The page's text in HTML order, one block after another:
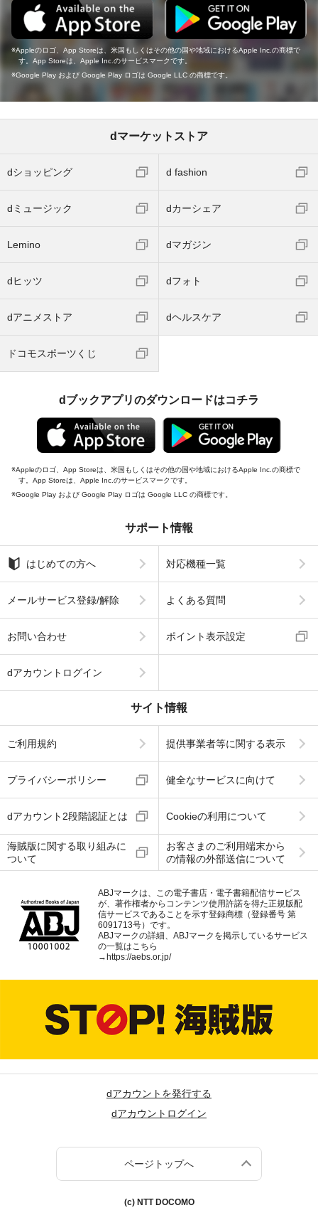
Appleのロゴ、App Storeは、米国もしくはその他の国や地域におけるApple Inc.の商標で
す。App Storeは、Apple Inc.のサービスマークです。
Google Play および Google Play ロゴは Google LLC の商標です。
dマーケットストア
dショッピング d fashion
dミュージック dカーシェア
Lemino dマガジン
dヒッツ dフォト
dアニメストア dヘルスケア
ドコモスポーツくじ
dブックアプリのダウンロードはコチラ
Appleのロゴ、App Storeは、米国もしくはその他の国や地域におけるApple Inc.の商標で
す。App Storeは、Apple Inc.のサービスマークです。
Google Play および Google Play ロゴは Google LLC の商標です。
サポート情報
はじめての方へ 対応機種一覧
メールサービス登録/解除 よくある質問
お問い合わせ ポイント表示設定
dアカウントログイン
サイト情報
ご利用規約 提供事業者等に関する表示
プライバシーポリシー 健全なサービスに向けて
dアカウント2段階認証とは Cookieの利用について
海賊版に関する取り組みに
ついて
お客さまのご利用端末から
の情報の外部送信について
ABJマークは、この電子書店・電子書籍配信サービス
が、著作権者からコンテンツ使用許諾を得た正規版配
信サービスであることを示す登録商標（登録番号 第
6091713号）です。
ABJマークの詳細、ABJマークを掲示しているサービス
の一覧はこちら
→https://aebs.or.jp/
dアカウントを発行する
dアカウントログイン
ページトップへ
(c) NTT DOCOMO